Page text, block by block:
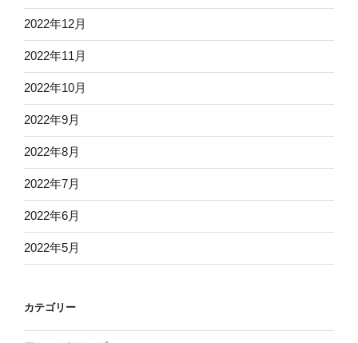
2022年12月
2022年11月
2022年10月
2022年9月
2022年8月
2022年7月
2022年6月
2022年5月
カテゴリー